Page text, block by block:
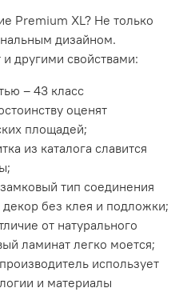
Premium XL? Не только
дизайном.
другими свойствами:
– 43 класс
оценят
площадей;
из каталога славится
тип соединения
декор без клея и подложки;
от натурального
ламинат легко моется;
использует
и материалы